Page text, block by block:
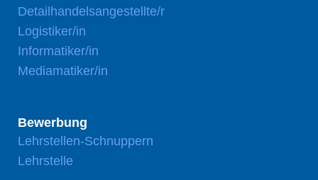
Detailhandelsangestellte/r
Logistiker/in
Informatiker/in
Mediamatiker/in
Bewerbung
Lehrstellen-Schnuppern
Lehrstelle